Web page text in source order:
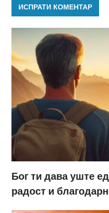
Бог ти дава уште
радост и